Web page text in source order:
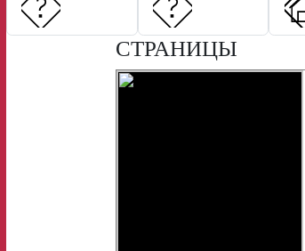
СТРАНИЦЫ